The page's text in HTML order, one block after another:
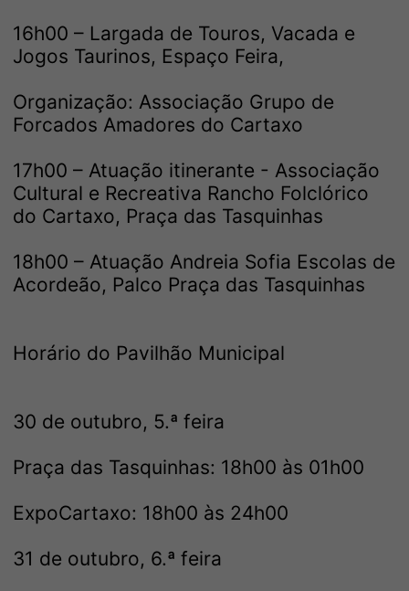
16h00 – Largada de Touros, Vacada e
Jogos Taurinos, Espaço Feira,
Organização: Associação Grupo de
Forcados Amadores do Cartaxo
17h00 – Atuação itinerante - Associação
Cultural e Recreativa Rancho Folclórico
do Cartaxo, Praça das Tasquinhas
18h00 – Atuação Andreia Sofia Escolas de
Acordeão, Palco Praça das Tasquinhas
Horário do Pavilhão Municipal
30 de outubro, 5.ª feira
Praça das Tasquinhas: 18h00 às 01h00
ExpoCartaxo: 18h00 às 24h00
31 de outubro, 6.ª feira